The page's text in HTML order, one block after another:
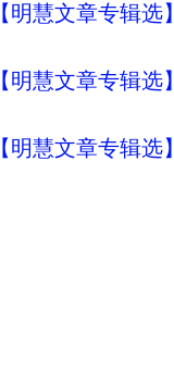
【明慧文章专辑
【明慧文章专辑
【明慧文章专辑